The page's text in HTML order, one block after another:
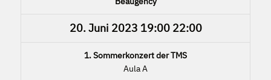
20. Juni 2023 19:00 22:00
1. Sommerkonzert der TMS
Aula A